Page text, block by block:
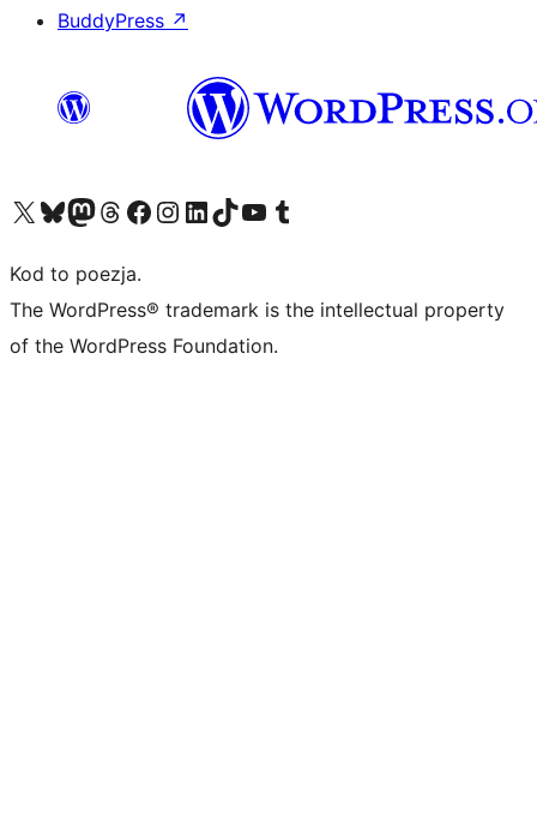
BuddyPress ↗
Odwiedź nasze konto X (dawniej Twitter)
Odwiedź nasze konto Bluesky
Odwiedź nasze konto na Mastodoncie
Odwiedź naszego Threadsa
Odwiedź naszego Facebooka
Odwiedź nasze konto na Instagramie
Odwiedź nasze konto na LinkedIn
Odwiedź naszego TikToka
Odwiedź nasz kanał YouTube
Odwiedź naszego Tumblra
Kod to poezja.
The WordPress® trademark is the intellectual property
of the WordPress Foundation.